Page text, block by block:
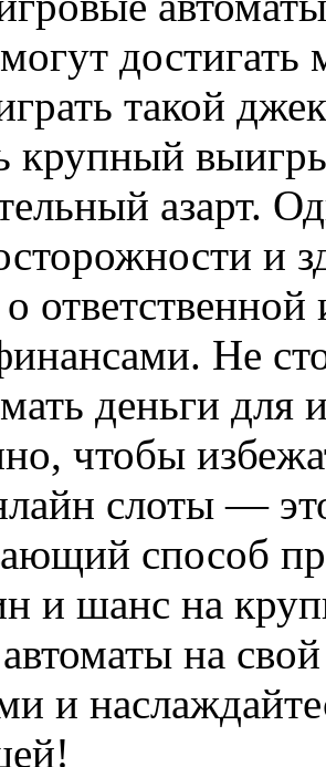
такой
крупный
азарт.
и
ответственной
Не
деньги для
чтобы
слоты —
способ
и шанс на
на
и